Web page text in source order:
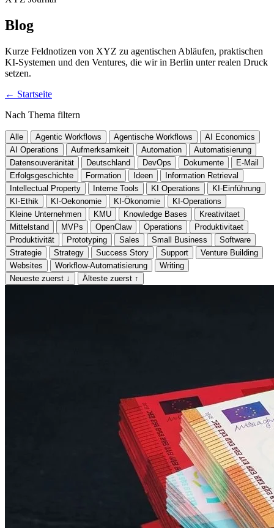
Blog
Kurze Feldnotizen von XYZ zu agentischen Abläufen, praktischen
KI-Systemen und den Ventures, die wir in Berlin unter realen Druck
setzen.
← Startseite
Nach Thema filtern
Alle Agentic Workflows Agentische Workflows
AI Economics
AI Operations
Aufmerksamkeit Automation
Automatisierung
Datensouveränität
Deutschland DevOps Dokumente
E-Mail
Erfolgsgeschichte
Formation Ideen
Information Retrieval
Intellectual Property
Interne Tools KI Operations
KI-Einführung
KI-Ethik
KI-Oekonomie KI-Ökonomie
KI-Operations
Kleine Unternehmen
KMU Knowledge Bases
Kreativitaet
Mittelstand
MVPs OpenClaw Operations
Produktivitaet
Produktivität
Prototyping Sales Small Business
Software
Strategie
Strategy Success Story Support
Venture Building
Websites
Workflow-Automatisierung
Writing
Neueste zuerst ↓ Älteste zuerst ↑